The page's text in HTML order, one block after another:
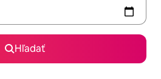
Hľadať